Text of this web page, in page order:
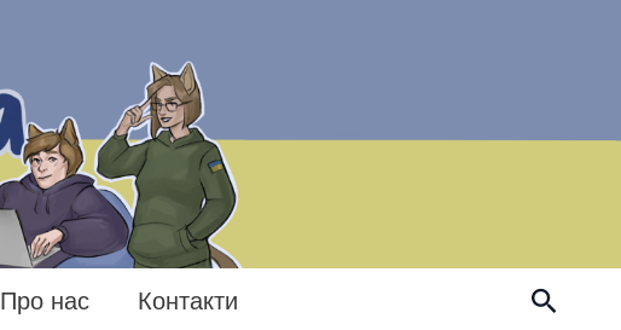
Про нас Контакти Пошук